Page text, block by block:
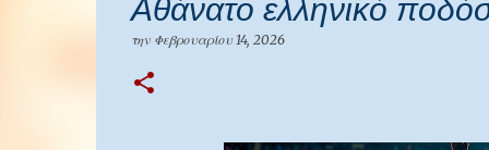
Αθάνατο ελληνικό
την Φεβρουαρίου 14, 2026